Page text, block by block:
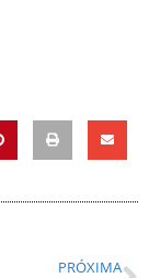
PRÓXIMA